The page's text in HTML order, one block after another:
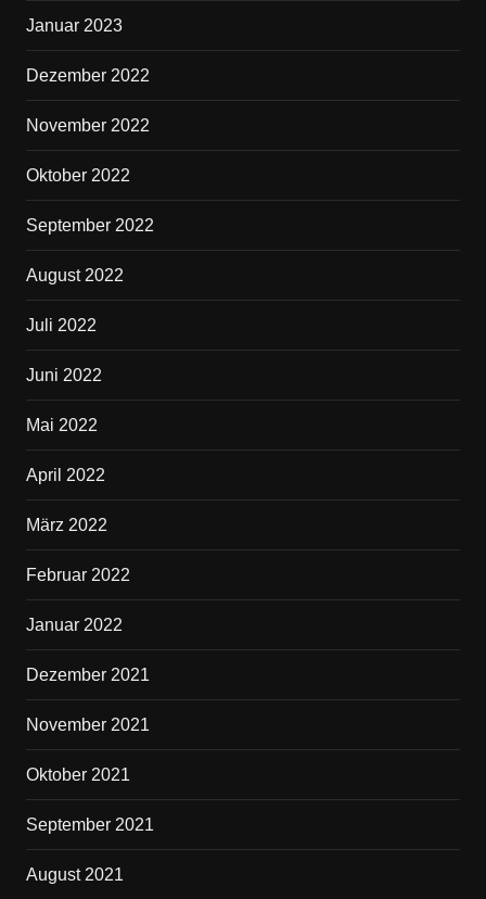
Januar 2023
Dezember 2022
November 2022
Oktober 2022
September 2022
August 2022
Juli 2022
Juni 2022
Mai 2022
April 2022
März 2022
Februar 2022
Januar 2022
Dezember 2021
November 2021
Oktober 2021
September 2021
August 2021